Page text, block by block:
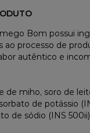
Bom possui
ao processo de
autêntico e
de miho, soro de
de potássio
de sódio (INS